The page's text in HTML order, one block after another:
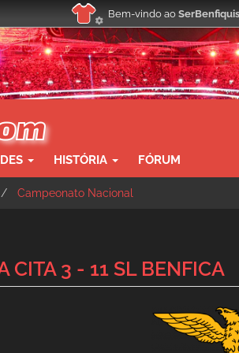
Bem-vindo ao
HISTÓRIA FÓRUM
Campeonato Nacional
CITA 3 - 11 SL BENFICA